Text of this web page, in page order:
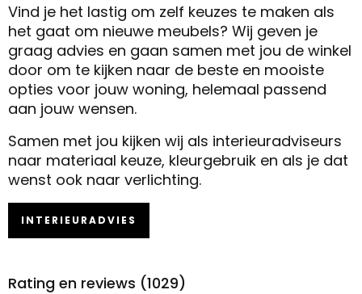
Vind je het lastig om zelf keuzes te maken als
het gaat om nieuwe meubels? Wij geven je
graag advies en gaan samen met jou de winkel
door om te kijken naar de beste en mooiste
opties voor jouw woning, helemaal passend
aan jouw wensen.
Samen met jou kijken wij als interieuradviseurs
naar materiaal keuze, kleurgebruik en als je dat
wenst ook naar verlichting.
INTERIEURADVIES
Rating en reviews (1029)